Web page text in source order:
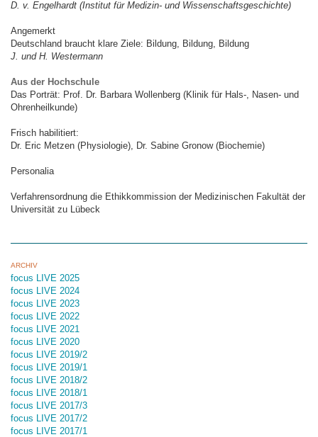
D. v. Engelhardt (Institut für Medizin- und Wissenschaftsgeschichte)
Angemerkt
Deutschland braucht klare Ziele: Bildung, Bildung, Bildung
J. und H. Westermann
Aus der Hochschule
Das Porträt: Prof. Dr. Barbara Wollenberg (Klinik für Hals-, Nasen- und
Ohrenheilkunde)
Frisch habilitiert:
Dr. Eric Metzen (Physiologie), Dr. Sabine Gronow (Biochemie)
Personalia
Verfahrensordnung die Ethikkommission der Medizinischen Fakultät der
Universität zu Lübeck
ARCHIV
focus LIVE 2025
focus LIVE 2024
focus LIVE 2023
focus LIVE 2022
focus LIVE 2021
focus LIVE 2020
focus LIVE 2019/2
focus LIVE 2019/1
focus LIVE 2018/2
focus LIVE 2018/1
focus LIVE 2017/3
focus LIVE 2017/2
focus LIVE 2017/1